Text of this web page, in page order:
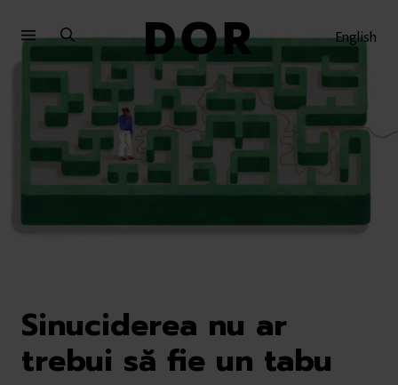
meniu
conținut
English
Sinuciderea nu ar
trebui să fie un tabu